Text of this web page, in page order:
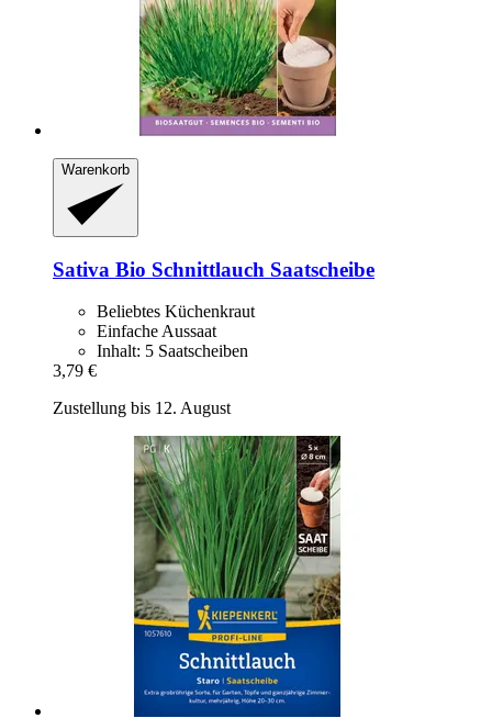
Warenkorb
Sativa Bio Schnittlauch Saatscheibe
Beliebtes Küchenkraut
Einfache Aussaat
Inhalt: 5 Saatscheiben
3,79 €
Zustellung bis 12. August